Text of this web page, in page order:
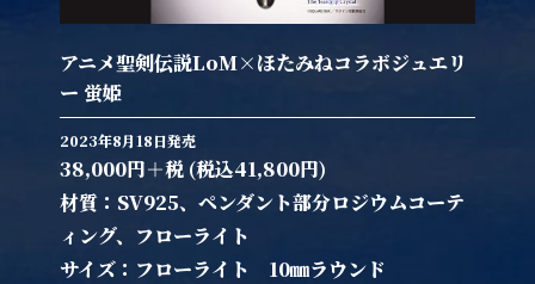
アニメ聖剣伝説LoM×ほたみねコラボジュエリ
ー 蛍姫
2023年8月18日発売
38,000円＋税 (税込41,800円)
材質：SV925、ペンダント部分ロジウムコーテ
ィング、フローライト
サイズ：フローライト 10㎜ラウンド